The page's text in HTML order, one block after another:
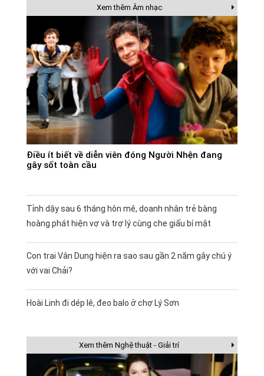
Xem thêm Âm nhạc
Điều ít biết về diễn viên đóng Người Nhện đang
gây sốt toàn cầu
Tỉnh dậy sau 6 tháng hôn mê, doanh nhân trẻ bàng
hoàng phát hiện vợ và trợ lý cùng che giấu bí mật
Con trai Vân Dung hiện ra sao sau gần 2 năm gây chú ý
với vai Chải?
Hoài Linh đi dép lê, đeo balo ở chợ Lý Sơn
Xem thêm Nghệ thuật - Giải trí